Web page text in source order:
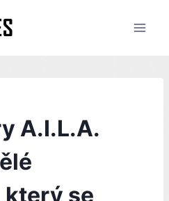
A.I.L.A.
se